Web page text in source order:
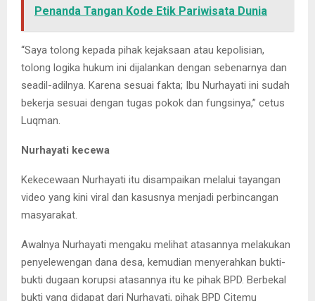
Penanda Tangan Kode Etik Pariwisata Dunia
“Saya tolong kepada pihak kejaksaan atau kepolisian,
tolong logika hukum ini dijalankan dengan sebenarnya dan
seadil-adilnya. Karena sesuai fakta; Ibu Nurhayati ini sudah
bekerja sesuai dengan tugas pokok dan fungsinya,” cetus
Luqman.
Nurhayati kecewa
Kekecewaan Nurhayati itu disampaikan melalui tayangan
video yang kini viral dan kasusnya menjadi perbincangan
masyarakat.
Awalnya Nurhayati mengaku melihat atasannya melakukan
penyelewengan dana desa, kemudian menyerahkan bukti-
bukti dugaan korupsi atasannya itu ke pihak BPD. Berbekal
bukti yang didapat dari Nurhayati, pihak BPD Citemu